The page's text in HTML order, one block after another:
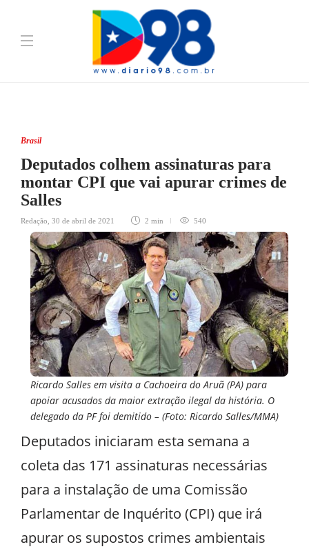
Brasil
Deputados colhem assinaturas para
montar CPI que vai apurar crimes de
Salles
Redação 30 de abril de 2021 2 min 540
Ricardo Salles em visita a Cachoeira do Aruã (PA) para
apoiar acusados da maior extração ilegal da história. O
delegado da PF foi demitido – (Foto: Ricardo Salles/MMA)
Deputados iniciaram esta semana a
coleta das 171 assinaturas necessárias
para a instalação de uma Comissão
Parlamentar de Inquérito (CPI) que irá
apurar os supostos crimes ambientais